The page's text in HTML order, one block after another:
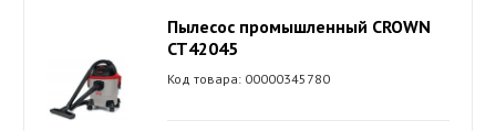
Пылесос промышленный CROWN
CT42045
Код товара: 00000345780